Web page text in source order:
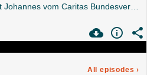
All episodes ›